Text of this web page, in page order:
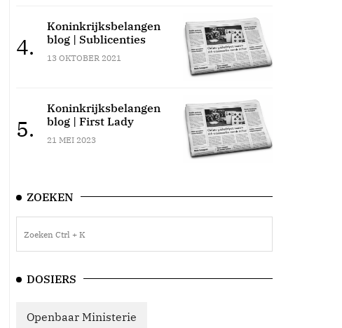
4.
Koninkrijksbelangen
blog | Sublicenties
13 OKTOBER 2021
5.
Koninkrijksbelangen
blog | First Lady
21 MEI 2023
ZOEKEN
DOSIERS
Openbaar Ministerie